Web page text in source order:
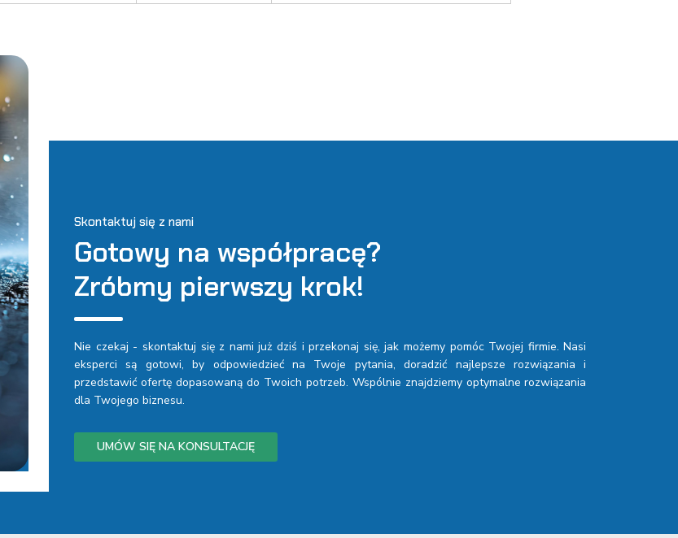
Skontaktuj się z nami
Gotowy na współpracę?
Zróbmy pierwszy krok!
Nie czekaj - skontaktuj się z nami już dziś i przekonaj się, jak możemy pomóc Twojej firmie. Nasi
eksperci są gotowi, by odpowiedzieć na Twoje pytania, doradzić najlepsze rozwiązania i
przedstawić ofertę dopasowaną do Twoich potrzeb. Wspólnie znajdziemy optymalne rozwiązania
dla Twojego biznesu.
UMÓW SIĘ NA KONSULTACJĘ